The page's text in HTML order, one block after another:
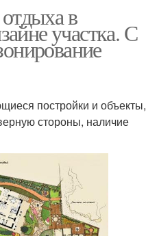
в
участка. С
постройки и объекты,
стороны, наличие